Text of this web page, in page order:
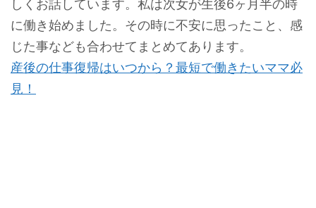
しくお話しています。私は次女が生後6ヶ月半の時
に働き始めました。その時に不安に思ったこと、感
じた事なども合わせてまとめてあります。
産後の仕事復帰はいつから？最短で働きたいママ必
見！